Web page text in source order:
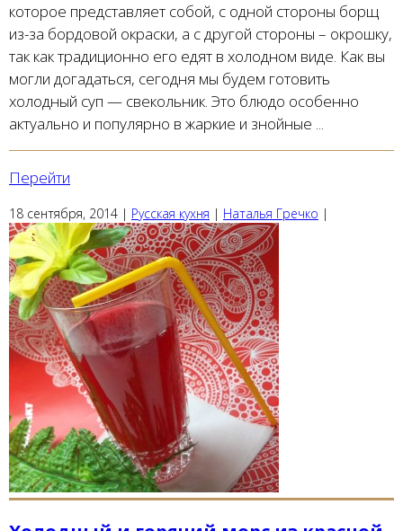
которое представляет собой, с одной стороны борщ
из-за бордовой окраски, а с другой стороны – окрошку,
так как традиционно его едят в холодном виде. Как вы
могли догадаться, сегодня мы будем готовить
холодный суп — свекольник. Это блюдо особенно
актуально и популярно в жаркие и знойные ...
Перейти
18 сентября, 2014 | Русская кухня | Наталья Гречко |